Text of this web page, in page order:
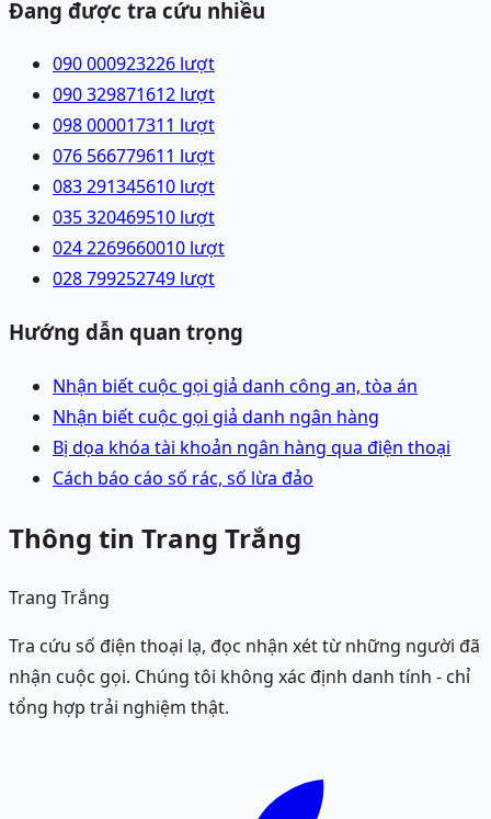
Đang được tra cứu nhiều
090 000923226 lượt
090 329871612 lượt
098 000017311 lượt
076 566779611 lượt
083 291345610 lượt
035 320469510 lượt
024 2269660010 lượt
028 799252749 lượt
Hướng dẫn quan trọng
Nhận biết cuộc gọi giả danh công an, tòa án
Nhận biết cuộc gọi giả danh ngân hàng
Bị dọa khóa tài khoản ngân hàng qua điện thoại
Cách báo cáo số rác, số lừa đảo
Thông tin Trang Trắng
Trang Trắng
Tra cứu số điện thoại lạ, đọc nhận xét từ những người đã
nhận cuộc gọi. Chúng tôi không xác định danh tính - chỉ
tổng hợp trải nghiệm thật.